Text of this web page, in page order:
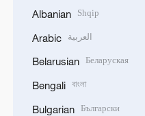
Albanian Shqip
Arabic العربية
Belarusian Беларуская
Bengali বাংলা
Bulgarian Български